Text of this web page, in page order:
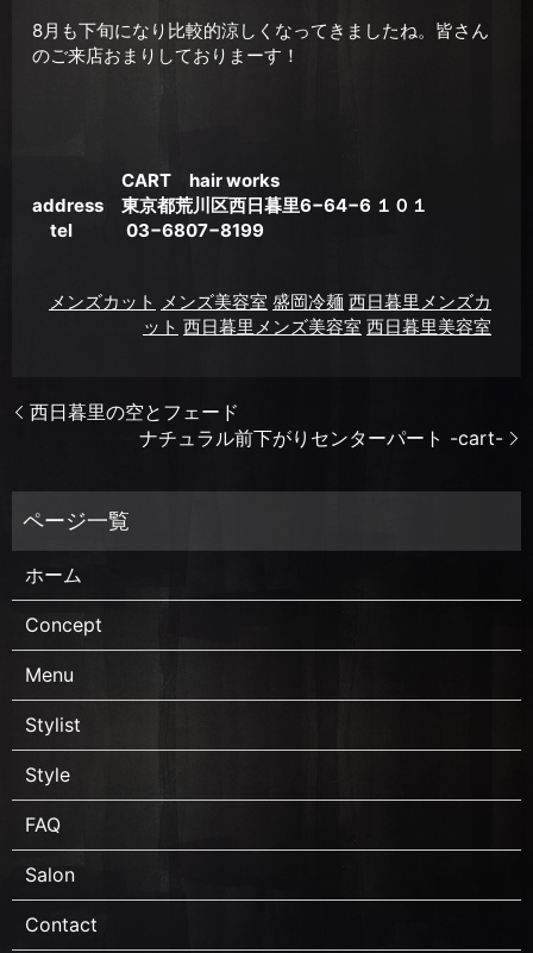
8月も下旬になり比較的涼しくなってきましたね。皆さん
のご来店おまりしておりまーす！
CART hair works
address 東京都荒川区西日暮里6−64−6 １０１
tel 03−6807−8199
メンズカット メンズ美容室 盛岡冷麺 西日暮里メンズカ
ット 西日暮里メンズ美容室 西日暮里美容室
西日暮里の空とフェード
ナチュラル前下がりセンターパート -cart-
ホーム
Concept
Menu
Stylist
Style
FAQ
Salon
Contact